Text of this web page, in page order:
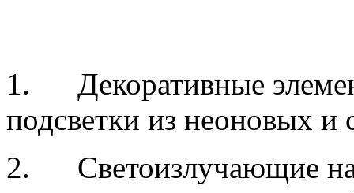
1. Декоративные
подсветки из неоновых и
2. Светоизлучающие